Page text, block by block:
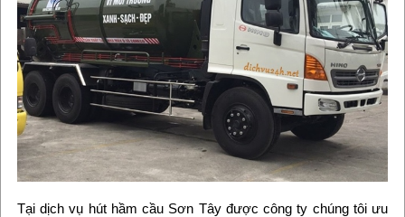
Tại dịch vụ hút hầm cầu Sơn Tây được công ty chúng tôi ưu